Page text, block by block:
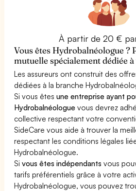
À partir de 20 €
Vous êtes Hydrobalnéologue ?
mutuelle spécialement dédiée
Les assureurs ont construit des
dédiées à la branche
Si vous êtesune entreprise ayant
Hydrobalnéologue vous devrez
collective respectant votre
SideCare vous aide à trouver la
respectant les conditions légales
Hydrobalnéologue.
Sivous êtes indépendants vous
tarifs préférentiels grâce à votre
Hydrobalnéologue, vous pouvez